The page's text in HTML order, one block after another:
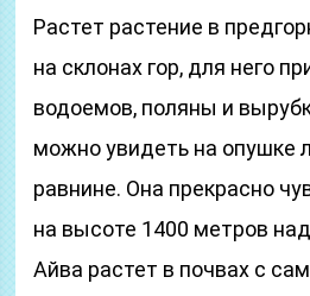
Растет растение в
на склонах гор, для него
водоемов, поляны и
можно увидеть на опушке
равнине. Она прекрасно
на высоте 1400 метров
Айва растет в почвах с